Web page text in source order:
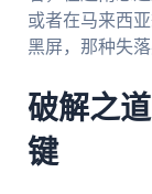
或者在马来西
黑屏，那种失
破解之
键